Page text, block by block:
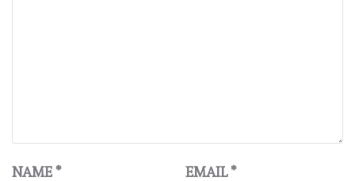
NAME* EMAIL*